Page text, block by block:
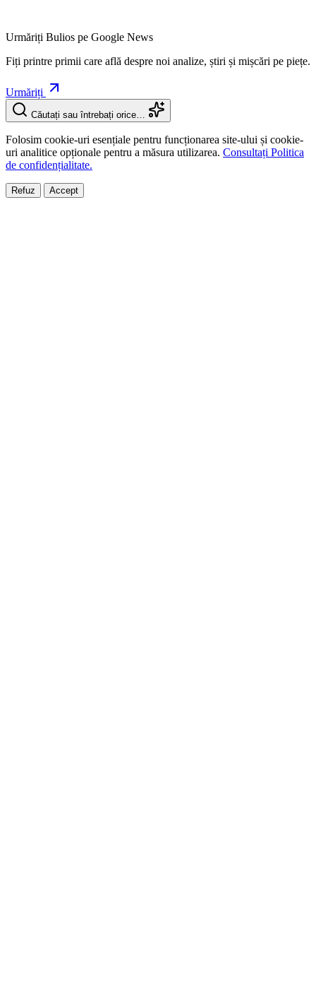
Urmăriți Bulios pe Google News
Fiți printre primii care află despre noi analize, știri și mișcări pe piețe.
Urmăriți
Căutați sau întrebați orice…
Folosim cookie-uri esențiale pentru funcționarea site-ului și cookie-
uri analitice opționale pentru a măsura utilizarea. Consultați Politica
de confidențialitate.
Refuz Accept